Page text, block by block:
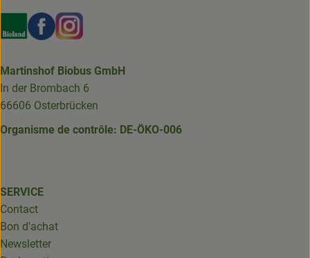
Externer Link zu https://www.bioland.de/verbraucher
Externer Link zu https://www.facebook.com/
Externer Link zu https://www.instagram.com/
Martinshof Biobus GmbH
In der Brombach 6
66606 Osterbrücken
Organisme de contrôle: DE-ÖKO-006
SERVICE
Contact
Bon d'achat
Newsletter